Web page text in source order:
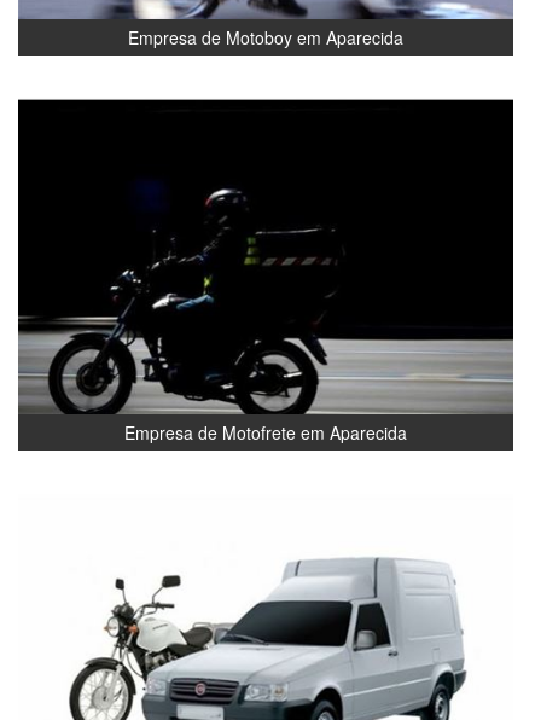
Empresa de Motoboy em Aparecida
Empresa de Motofrete em Aparecida